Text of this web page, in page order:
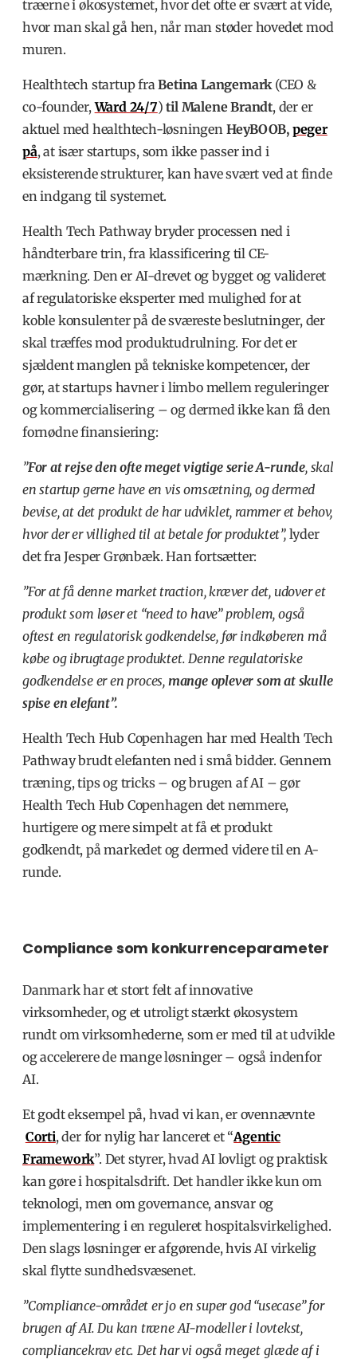
træerne i økosystemet, hvor det ofte er svært at vide,
hvor man skal gå hen, når man støder hovedet mod
muren.
Healthtech startup fraBetina Langemark (CEO &
co-founder,Ward 24/7)til Malene Brandt, der er
aktuel med healthtech-løsningen HeyBOOB, peger
på, at især startups, som ikke passer ind i
eksisterende strukturer, kan have svært ved at finde
en indgang til systemet.
Health Tech Pathway bryder processen ned i
håndterbare trin, fra klassificering til CE-
mærkning. Den er AI-drevet og bygget og valideret
af regulatoriske eksperter med mulighed for at
koble konsulenter på de sværeste beslutninger, der
skal træffes mod produktudrulning. For det er
sjældent manglen på tekniske kompetencer, der
gør, at startups havner i limbo mellem reguleringer
og kommercialisering – og dermed ikke kan få den
fornødne finansiering:
”For at rejse den ofte meget vigtige serie A-runde, skal
en startup gerne have en vis omsætning, og dermed
bevise, at det produkt de har udviklet, rammer et behov,
hvor der er villighed til at betale for produktet”,lyder
det fra Jesper Grønbæk. Han fortsætter:
”For at få denne market traction, kræver det, udover et
produkt som løser et “need to have” problem, også
oftest en regulatorisk godkendelse, før indkøberen må
købe og ibrugtage produktet. Denne regulatoriske
godkendelse er en proces, mange oplever som at skulle
spise en elefant”.
Health Tech Hub Copenhagen har med Health Tech
Pathway brudt elefanten ned i små bidder. Gennem
træning, tips og tricks – og brugen af AI – gør
Health Tech Hub Copenhagen det nemmere,
hurtigere og mere simpelt at få et produkt
godkendt, på markedet og dermed videre til en A-
runde.
Compliance som konkurrenceparameter
Danmark har et stort felt af innovative
virksomheder, og et utroligt stærkt økosystem
rundt om virksomhederne, som er med til at udvikle
og accelerere de mange løsninger – også indenfor
AI.
Et godt eksempel på, hvad vi kan, er ovennævnte
Corti, der for nylig har lanceret et “Agentic
Framework”. Det styrer, hvad AI lovligt og praktisk
kan gøre i hospitalsdrift. Det handler ikke kun om
teknologi, men om governance, ansvar og
implementering i en reguleret hospitalsvirkelighed.
Den slags løsninger er afgørende, hvis AI virkelig
skal flytte sundhedsvæsenet.
”Compliance-området er jo en super god “usecase” for
brugen af AI. Du kan træne AI-modeller i lovtekst,
compliancekrav etc. Det har vi også meget glæde af i